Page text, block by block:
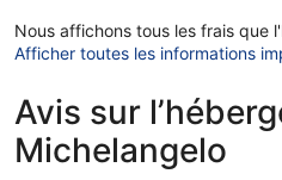
Nous affichons tous les frais que
Afficher toutes les informations
Avis sur
Michelangelo